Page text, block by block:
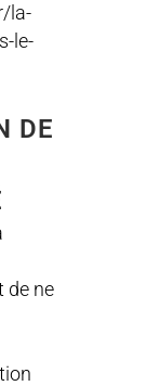
la-
le-
DE
de ne